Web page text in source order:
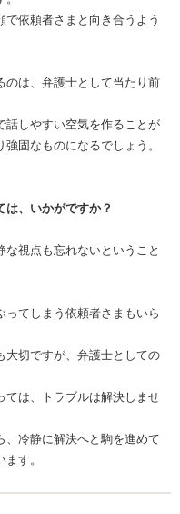
依頼者さまと向き合うよう
のは、弁護士として当たり前
話しやすい空気を作ることが
固なものになるでしょう。
、いかがですか？
視点も忘れないということ
てしまう依頼者さまもいら
大切ですが、弁護士としての
ては、トラブルは解決しませ
、冷静に解決へと駒を進めて
す。